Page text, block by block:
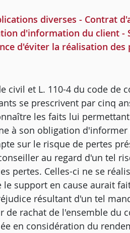
diverses - Contrat
d'information du client -
d'éviter la réalisation des
civil et L. 110-4 du code de
se prescrivent par cinq
les faits lui permettant
à son obligation
sur le risque de pertes
au regard d'un tel
pertes. Celles-ci ne se
support en cause aurait
résultant d'un tel
de rachat de l'ensemble du
en considération du